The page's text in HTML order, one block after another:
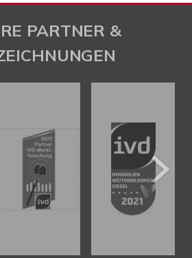
PARTNER &